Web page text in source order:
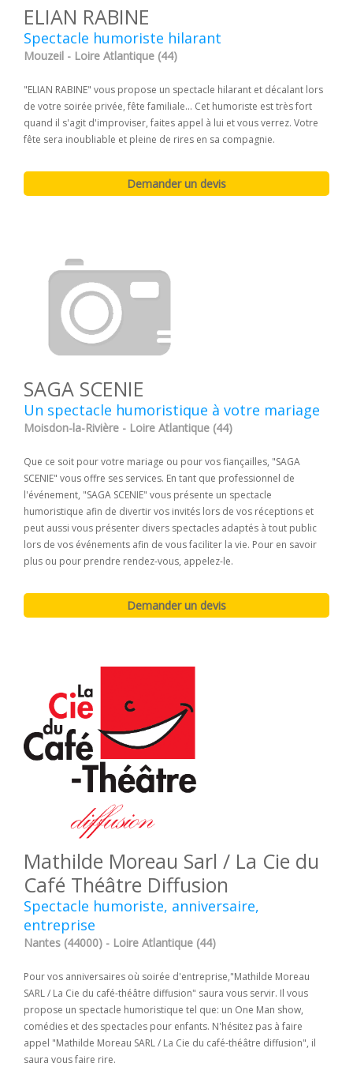
ELIAN RABINE
Spectacle humoriste hilarant
Mouzeil - Loire Atlantique (44)
"ELIAN RABINE" vous propose un spectacle hilarant et décalant lors
de votre soirée privée, fête familiale... Cet humoriste est très fort
quand il s'agit d'improviser, faites appel à lui et vous verrez. Votre
fête sera inoubliable et pleine de rires en sa compagnie.
SAGA SCENIE
Un spectacle humoristique à votre mariage
Moisdon-la-Rivière - Loire Atlantique (44)
Que ce soit pour votre mariage ou pour vos fiançailles, "SAGA
SCENIE" vous offre ses services. En tant que professionnel de
l'événement, "SAGA SCENIE" vous présente un spectacle
humoristique afin de divertir vos invités lors de vos réceptions et
peut aussi vous présenter divers spectacles adaptés à tout public
lors de vos événements afin de vous faciliter la vie. Pour en savoir
plus ou pour prendre rendez-vous, appelez-le.
Mathilde Moreau Sarl / La Cie du
Café Théâtre Diffusion
Spectacle humoriste, anniversaire,
entreprise
Nantes (44000) - Loire Atlantique (44)
Pour vos anniversaires où soirée d'entreprise,"Mathilde Moreau
SARL / La Cie du café-théâtre diffusion" saura vous servir. Il vous
propose un spectacle humoristique tel que: un One Man show,
comédies et des spectacles pour enfants. N'hésitez pas à faire
appel "Mathilde Moreau SARL / La Cie du café-théâtre diffusion", il
saura vous faire rire.